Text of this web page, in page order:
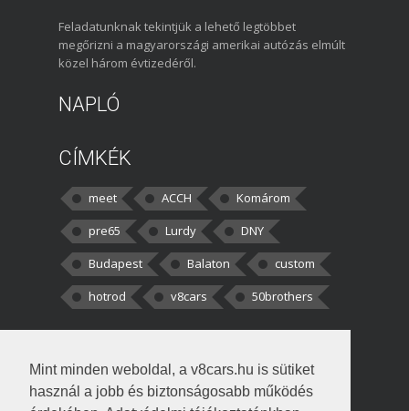
Mint minden weboldal, a v8cars.hu is sütiket
használ a jobb és biztonságosabb működés
Feladatunknak tekintjük a lehető legtöbbet
megőrizni a magyarországi amerikai autózás elmúlt
közel három évtizedéről.
NAPLÓ
CÍMKÉK
meet ACCH
Komárom
pre65
Lurdy
DNY
Budapest
Balaton
custom
hotrod
v8cars 50brothers
kortisz:Elszúrtam! Én csak két
darabbaal számoltam. Nem tudtam, hogy fél autót,